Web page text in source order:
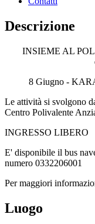
Descrizione
INSIEME AL
8 Giugno -
Le attività si svolgono
Centro Polivalente
INGRESSO LIBERO
E' disponibile il bus
numero 0332206001
Per maggiori
Luogo